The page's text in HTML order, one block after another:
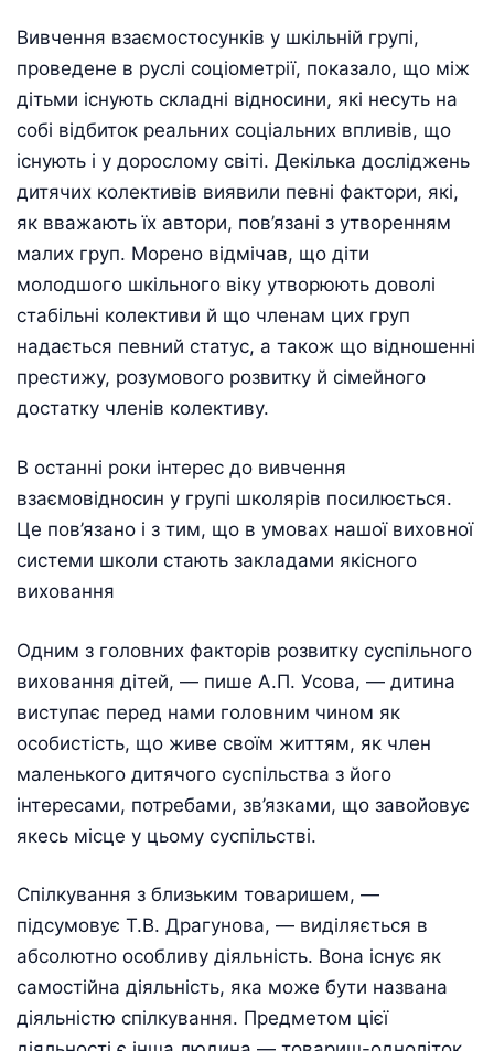
Вивчення взаємостосунків у шкільній групі,
проведене в руслі соціометрії, показало, що між
дітьми існують складні відносини, які несуть на
собі відбиток реальних соціальних впливів, що
існують і у дорослому світі. Декілька досліджень
дитячих колективів виявили певні фактори, які,
як вважають їх автори, пов’язані з утворенням
малих груп. Морено відмічав, що діти
молодшого шкільного віку утворюють доволі
стабільні колективи й що членам цих груп
надається певний статус, а також що відношенні
престижу, розумового розвитку й сімейного
достатку членів колективу.
В останні роки інтерес до вивчення
взаємовідносин у групі школярів посилюється.
Це пов’язано і з тим, що в умовах нашої виховної
системи школи стають закладами якісного
виховання
Одним з головних факторів розвитку суспільного
виховання дітей, — пише А.П. Усова, — дитина
виступає перед нами головним чином як
особистість, що живе своїм життям, як член
маленького дитячого суспільства з його
інтересами, потребами, зв’язками, що завойовує
якесь місце у цьому суспільстві.
Спілкування з близьким товаришем, —
підсумовує Т.В. Драгунова, — виділяється в
абсолютно особливу діяльність. Вона існує як
самостійна діяльність, яка може бути названа
діяльністю спілкування. Предметом цієї